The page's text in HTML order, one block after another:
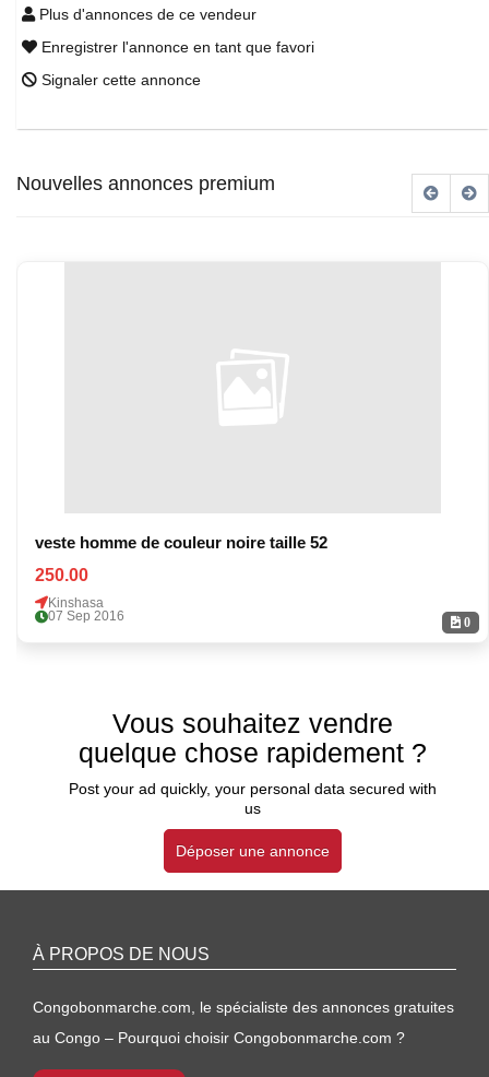
Plus d'annonces de ce vendeur
Enregistrer l'annonce en tant que favori
Signaler cette annonce
Nouvelles annonces premium
0
veste homme de couleur noire taille 52
250.00
Kinshasa
07 Sep 2016
Vous souhaitez vendre
quelque chose rapidement ?
Post your ad quickly, your personal data secured with
us
Déposer une annonce
À PROPOS DE NOUS
Congobonmarche.com, le spécialiste des annonces gratuites
au Congo – Pourquoi choisir Congobonmarche.com ?